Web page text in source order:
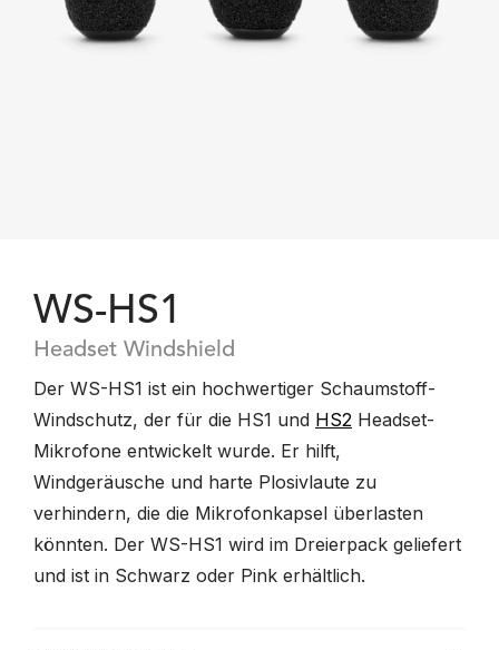
WS-HS1
Headset Windshield
Der WS-HS1 ist ein hochwertiger Schaumstoff-
Windschutz, der für die HS1 und HS2 Headset-
Mikrofone entwickelt wurde. Er hilft,
Windgeräusche und harte Plosivlaute zu
verhindern, die die Mikrofonkapsel überlasten
könnten. Der WS-HS1 wird im Dreierpack geliefert
und ist in Schwarz oder Pink erhältlich.